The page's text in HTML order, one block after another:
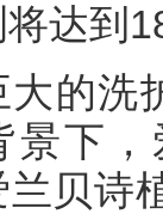
达到
洗护
景下
兰贝诗